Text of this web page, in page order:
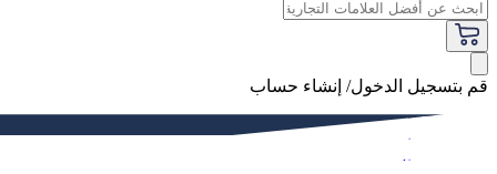
قم بتسجيل الدخول/ إنشاء حساب
فاخر
النساء
الرجال